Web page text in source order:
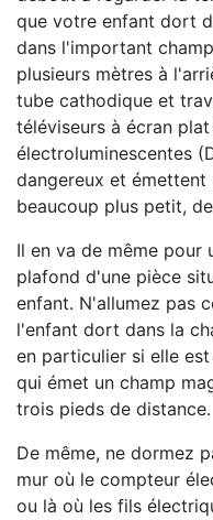
que votre enfant dort
dans l'important
plusieurs mètres à
tube cathodique et
téléviseurs à écran
électroluminescentes
dangereux et émettent
beaucoup plus petit,
Il en va de même pour
plafond d'une pièce
enfant. N'allumez pas
l'enfant dort dans la
en particulier si elle
qui émet un champ
trois pieds de distance.
De même, ne dormez
mur où le compteur
ou là où les fils